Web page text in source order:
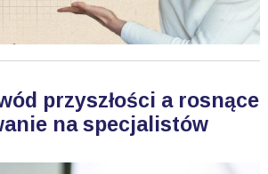
przyszłości a rosnące
na specjalistów